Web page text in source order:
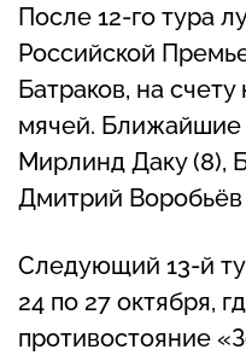
После 12-го тура
Российской
Батраков, на счету
мячей. Ближайшие
Мирлинд Даку (8),
Дмитрий Воробьёв
Следующий 13-й
24 по 27 октября,
противостояние